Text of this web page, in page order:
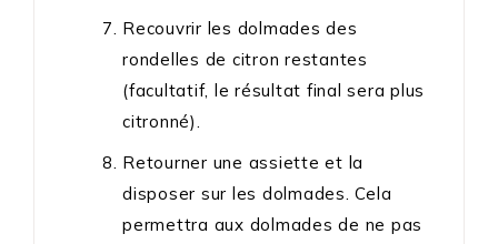
Recouvrir les dolmades des
rondelles de citron restantes
(facultatif, le résultat final sera plus
citronné).
Retourner une assiette et la
disposer sur les dolmades. Cela
permettra aux dolmades de ne pas